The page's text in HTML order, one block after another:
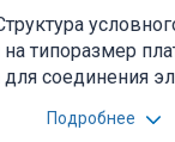
типоразмер
соединения
Подробнее